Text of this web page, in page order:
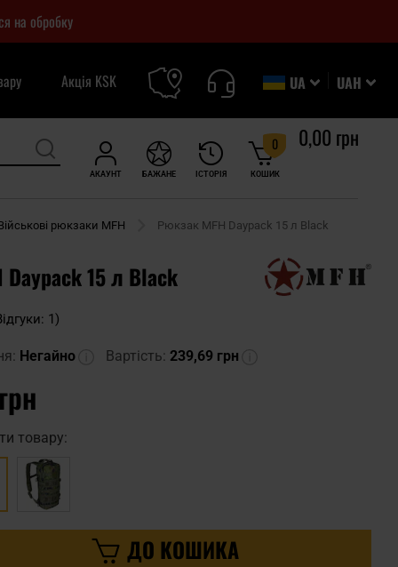
на обробку
UAH
UA
Акція KSK
АКАУНТ ІСТОРІЯ
БАЖАНЕ КОШИК
0 0,00 грн
рюкзаки MFH Рюкзак MFH Daypack 15 л Black
Daypack 15 л Black
1)
Негайно Вартість: 239,69 грн
товару:
ДО КОШИКА